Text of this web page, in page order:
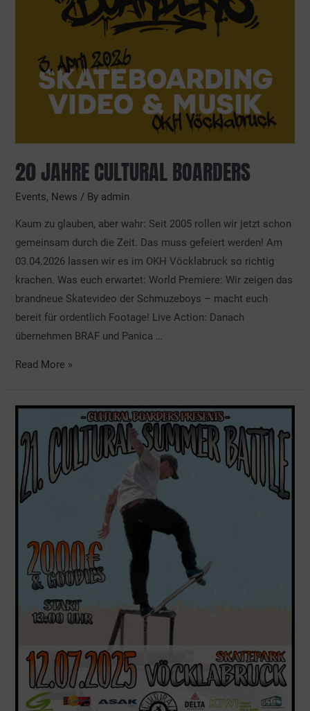
20 JAHRE CULTURAL BOARDERS
Events, News / By admin
Kaum zu glauben, aber wahr: Seit 2005 rollen wir jetzt schon
gemeinsam durch die Zeit. Das muss gefeiert werden! Am
03.04.2026 lassen wir es im OKH Vöcklabruck so richtig
krachen. Was euch erwartet: World Premiere: Wir zeigen das
brandneue Skatevideo der Schmuzeboys – macht euch
bereit für ordentlich Footage! Live Action: Danach
übernehmen BRAF und Panica …
Read More »